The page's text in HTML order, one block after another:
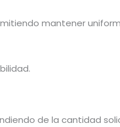
mantener
de la cantidad